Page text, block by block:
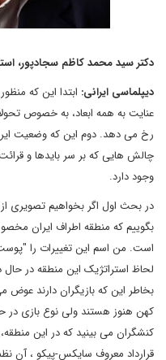
دکتر سید محمد کاظم سجادپور،
دیپلماسی ایرانی: ابتدا این که
عنایت به همه ابعاد، به خصوص
رخ می دهد. دوم این که وضعیت
چالش هایی که بر سر بایدها و
وجود دارد.
در بحث اول اگر بخواهیم تصویری از
بگوییم که منطقه اطراف ایران
است. من اسم این تغییرات را
لحاظ استراتژیک این منطقه در
بخاطر این که بازیگران دارند عوض
کهن هنوز هستند ولی نوع بازی
کنشگران می بینید که در این
قرارداد معروف سایکس-پیکو ، آن